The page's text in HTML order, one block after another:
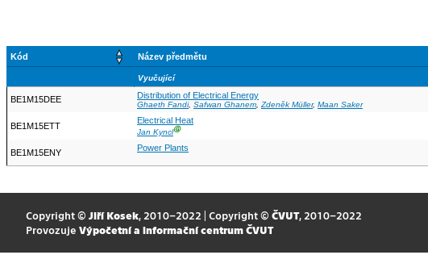
Kód Název předmětu
Vyučující
BE1M15DEE Distribution of Electrical Energy
Ghaeth Fandi, Safwan Ghanem,Zdeněk Müller, Maan Saker
BE1M15ETT
Electrical Heat
Jan KynclⒼ
BE1M15ENY Power Plants
Copyright © Jiří Kosek, 2010–2022 | Copyright © ČVUT, 2010–2022
Provozuje Výpočetní a informační centrum ČVUT